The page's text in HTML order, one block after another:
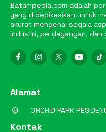
Batampedia.com adalah
yang didedikasikan untuk
akurat mengenai segala
industri, perdagangan,
Alamat
ORCHID PARK
Kontak